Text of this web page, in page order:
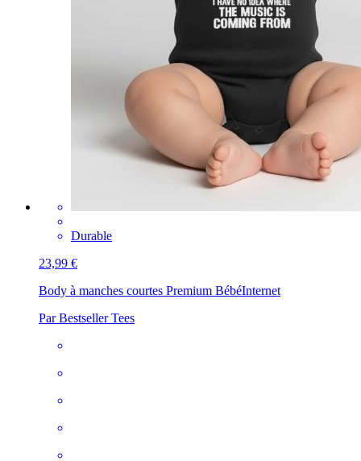
Durable
23,99 €
Body à manches courtes Premium BébéInternet
Par Bestseller Tees